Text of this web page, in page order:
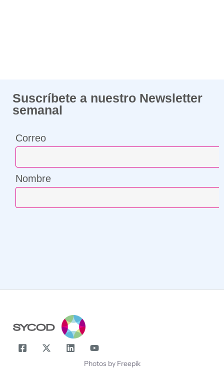
Suscríbete a nuestro Newsletter
semanal
Correo
Nombre
Photos by Freepik